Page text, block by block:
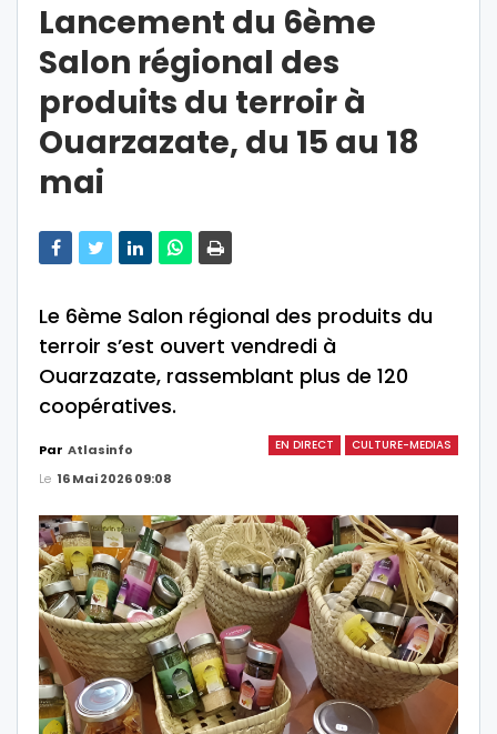
Lancement du 6ème
Salon régional des
produits du terroir à
Ouarzazate, du 15 au 18
mai
Le 6ème Salon régional des produits du
terroir s’est ouvert vendredi à
Ouarzazate, rassemblant plus de 120
coopératives.
EN DIRECT CULTURE-MEDIAS
Par Atlasinfo
Le 16 Mai 2026 09:08